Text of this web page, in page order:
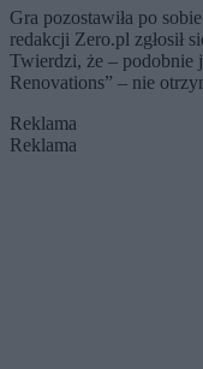
Gra pozostawiła po
redakcji Zero.pl zgłosił
Twierdzi, że – podobnie
Renovations” – nie
Reklama
Reklama